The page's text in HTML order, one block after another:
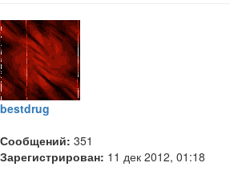
bestdrug
Сообщений: 351
Зарегистрирован: 11 дек 2012, 01:18